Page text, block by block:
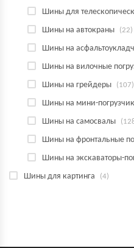
Шины для
Шины на автокраны (22)
Шины на
Шины на вилочные
Шины на грейдеры (107)
Шины на мини-
Шины на самосвалы
Шины на фронтальные
Шины на экскаваторы-
Шины для картинга (4)